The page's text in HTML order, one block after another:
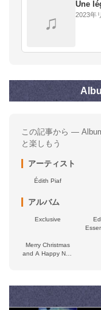
♫
Une
2023年
この記事から —
と楽しもう
アーティスト
Édith Piaf
アルバム
Exclusive
Merry Christmas
and A Happy New